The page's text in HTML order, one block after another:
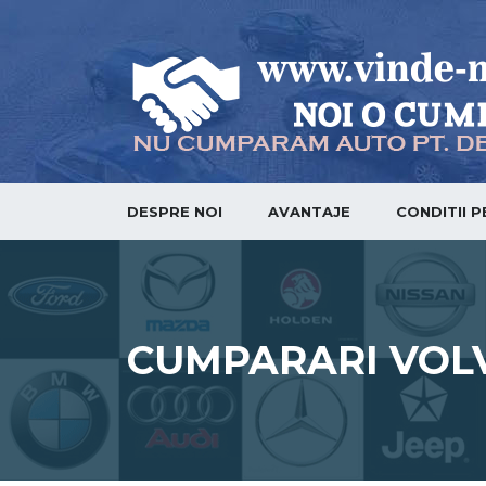
DESPRE NOI AVANTAJE CONDITII
CUMPARARI